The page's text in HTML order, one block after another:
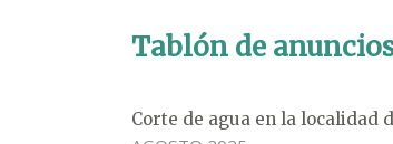
Tablón de
Corte de agua en la localidad